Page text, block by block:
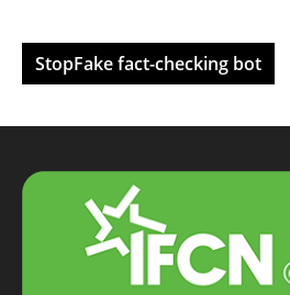
StopFake fact-checking bot